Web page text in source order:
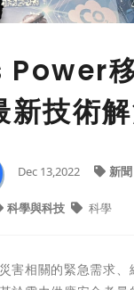
Power
新技術
Dec 13,2022 新聞
科學與科技 科學
害相關的緊急需求